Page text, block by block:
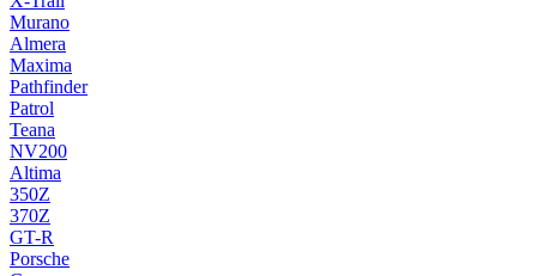
Murano
Almera
Maxima
Pathfinder
Patrol
Teana
NV200
Altima
350Z
370Z
GT-R
Porsche